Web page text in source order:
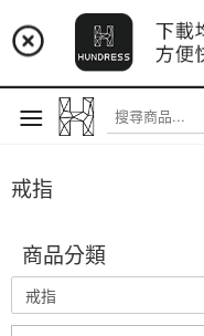
📢 市集預
📢 市集預告
📢 市集預告
註冊
戒指
商品分類
戒指